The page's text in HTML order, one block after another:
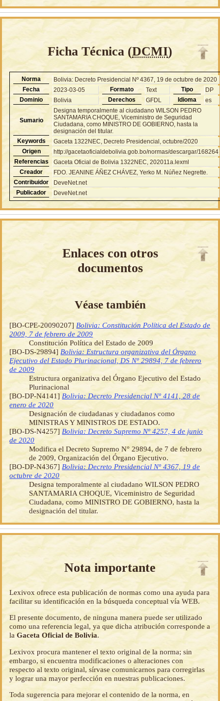
Ficha Técnica (DCMI)
Norma
Bolivia: Decreto Presidencial Nº 4367, 19 de octubre de 2020
Fecha
2023-03-05 Formato Text Tipo
DP
Dominio
Bolivia Derechos GFDL Idioma es
Sumario
Designa temporalmente al ciudadano WILSON PEDRO
SANTAMARIA CHOQUE, Viceministro de Seguridad
Ciudadana, como MINISTRO DE GOBIERNO, hasta la
designación del titular.
Keywords
Gaceta 1322NEC, Decreto Presidencial, octubre/2020
Origen
http://gacetaoficialdebolivia.gob.bo/normas/descargar/168264
Referencias
Gaceta Oficial de Bolivia 1322NEC, 202011a.lexml
Creador
FDO. JEANINE ÁÑEZ CHÁVEZ, Yerko M. Núñez Negrette.
Contribuidor
DeveNet.net
Publicador
DeveNet.net
Enlaces con otros
documentos
Véase también
[BO-CPE-20090207] Bolivia: Constitución Política del Estado de
2009, 7 de febrero de 2009
Constitución Política del Estado de 2009
[BO-DS-29894] Bolivia: Estructura organizativa del Órgano
Ejecutivo del Estado Plurinacional, DS Nº 29894, 7 de febrero
de 2009
Estructura organizativa del Órgano Ejecutivo del Estado
Plurinacional
[BO-DP-N4141] Bolivia: Decreto Presidencial Nº 4141, 28 de
enero de 2020
Designación de ciudadanas y ciudadanos como
MINISTRAS Y MINISTROS DE ESTADO.
[BO-DS-N4257] Bolivia: Decreto Supremo Nº 4257, 4 de junio
de 2020
Modifica el Decreto Supremo N° 29894, de 7 de febrero
de 2009, Organización del Órgano Ejecutivo.
[BO-DP-N4367] Bolivia: Decreto Presidencial Nº 4367, 19 de
octubre de 2020
Designa temporalmente al ciudadano WILSON PEDRO
SANTAMARIA CHOQUE, Viceministro de Seguridad
Ciudadana, como MINISTRO DE GOBIERNO, hasta la
designación del titular.
Nota importante
Lexivox ofrece esta publicación de normas como una ayuda para
facilitar su identificación en la búsqueda conceptual vía WEB.
El presente documento, de ninguna manera puede ser utilizado
como una referencia legal, ya que dicha atribución corresponde a
laGaceta Oficial de Bolivia.
Lexivox procura mantener el texto original de la norma; sin
embargo, si encuentra modificaciones o alteraciones con
respecto al texto original, sírvase comunicarnos para corregirlas
y lograr una mayor perfección en nuestras publicaciones.
Toda sugerencia para mejorar el contenido de la norma, en